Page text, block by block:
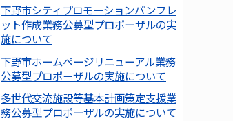
下野市シティプロモーションパンフレ
ット作成業務公募型プロポーザルの実
施について
下野市ホームページリニューアル業務
公募型プロポーザルの実施について
多世代交流施設等基本計画策定支援業
務公募型プロポーザルの実施について